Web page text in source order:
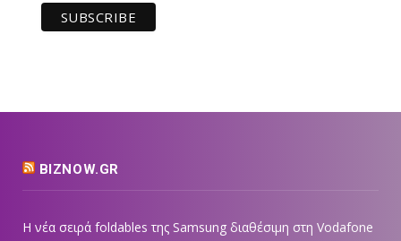
BIZNOW.GR
Η νέα σειρά foldables της Samsung διαθέσιμη στη Vodafone